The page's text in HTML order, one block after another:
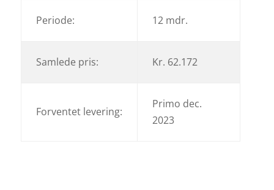
Periode: 12 mdr.
Samlede pris: Kr. 62.172
Forventet levering:
Primo dec.
2023